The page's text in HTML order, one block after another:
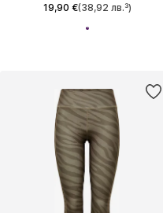
19,90 €(38,92 лв.³)